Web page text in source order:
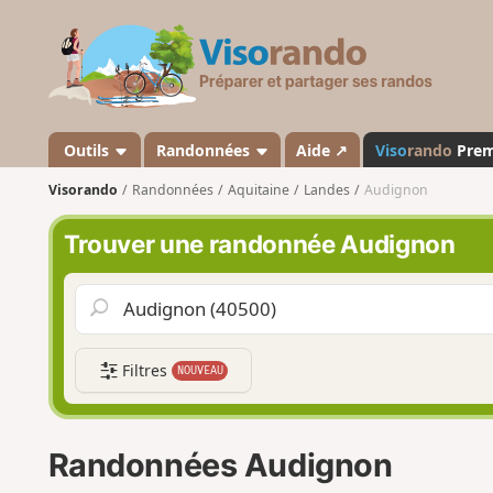
s
a
n
o
Outils Randonnées Aide ↗ Visorando
Visorando Randonnées Aquitaine Landes Audignon
Trouver une randonnée Audignon
Filtres NOUVEAU
Randonnées Audignon